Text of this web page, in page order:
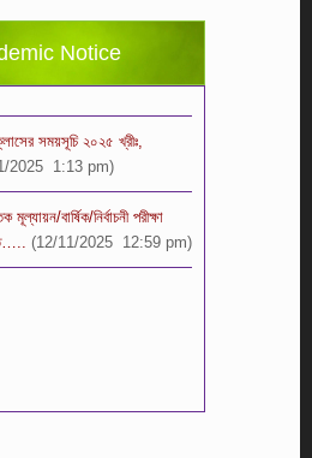
Notice
pm)
2025 1:13 pm)
(12/11/2025 12:59 pm)